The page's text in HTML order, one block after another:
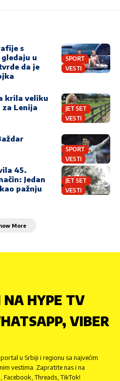
SPORT
VESTI
s
u
da je
JET SET
VESTI
krila veliku
Lenija
SPORT
VESTI
JET SET
VESTI
45.
Jedan
pažnju
More
NA HYPE TV
VIBER
u Srbiji i regionu sa najvećim
vestima. Zapratite nas i na
Threads, TikTok!